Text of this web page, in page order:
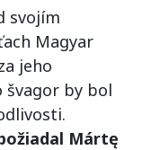
svojím
Magyar
jeho
švagor by bol
Mártę